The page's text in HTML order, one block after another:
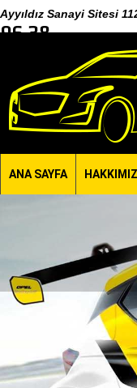
Ayyıldız Sanayi Sitesi
96 38
ANA SAYFA